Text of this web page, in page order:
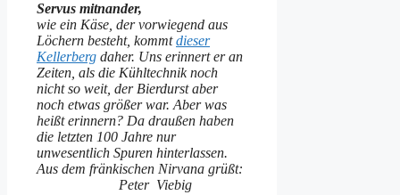
Servus mitnander,
wie ein Käse, der vorwiegend aus
Löchern besteht, kommtdieser
Kellerberg daher. Uns erinnert er an
Zeiten, als die Kühltechnik noch
nicht so weit, der Bierdurst aber
noch etwas größer war. Aber was
heißt erinnern? Da draußen haben
die letzten 100 Jahre nur
unwesentlich Spuren hinterlassen.
Aus dem fränkischen Nirvana grüßt:
Peter Viebig